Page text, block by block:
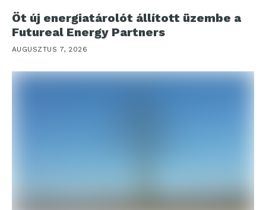
Öt új energiatárolót állított üzembe a
Futureal Energy Partners
AUGUSZTUS 7, 2026